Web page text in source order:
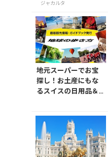
ジャカルタ
地元スーパーでお宝
探し！お土産にもな
るスイスの日用品＆